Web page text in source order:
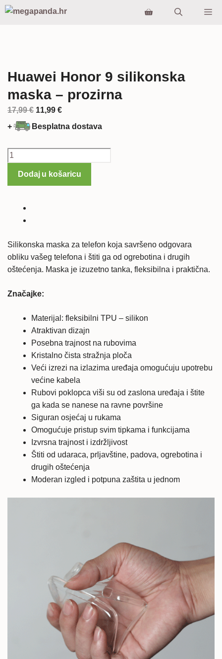
Preskoči
Huawei Honor 9 silikonska
maska – prozirna
17,99€ Izvorna
cijena
je:
11,99 €Trenutna
cijena
11,99 €.
+ Besplatna dostava
Huawei
količina
Dodaj u košaricu
Silikonska maska za telefon koja savršeno odgovara
obliku vašeg telefona i štiti ga od ogrebotina i drugih
oštećenja. Maska je izuzetno tanka, fleksibilna i praktična.
Značajke:
Materijal: fleksibilni TPU – silikon
Atraktivan dizajn
Posebna trajnost na rubovima
Kristalno čista stražnja ploča
Veći izrezi na izlazima uređaja omogućuju upotrebu
većine kabela
Rubovi poklopca viši su od zaslona uređaja i štite
ga kada se nanese na ravne površine
Siguran osjećaj u rukama
Omogućuje pristup svim tipkama i funkcijama
Izvrsna trajnost i izdržljivost
Štiti od udaraca, prljavštine, padova, ogrebotina i
drugih oštećenja
Moderan izgled i potpuna zaštita u jednom